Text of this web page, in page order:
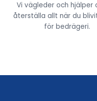
Vi vägleder och hjälper
återställa allt när du
för bedrägeri.